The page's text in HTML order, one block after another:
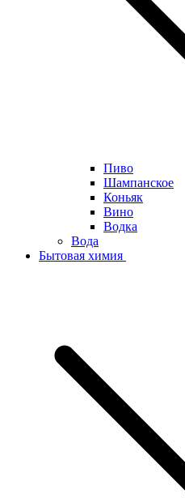
Пиво
Шампанское
Коньяк
Вино
Водка
Вода
Бытовая химия